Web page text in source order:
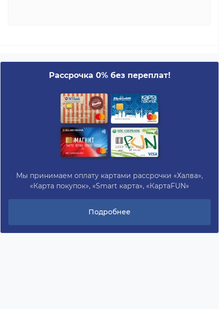
Рассрочка 0% без переплат!
Мы принимаем оплату картами рассрочки «Халва»,
«Карта покупок», «Smart карта», «КартаFUN»
Подробнее